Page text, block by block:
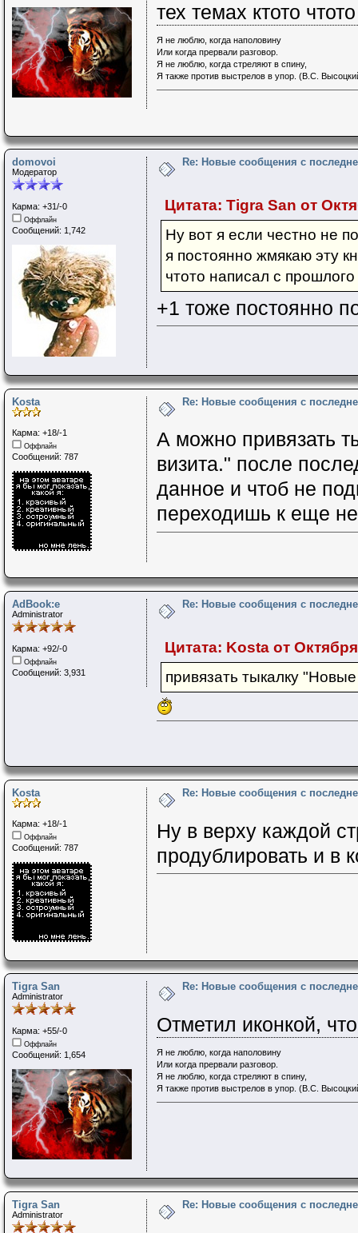
тех темах ктото
Я не люблю, когда наполовину
Или когда прервали разговор.
Я не люблю, когда стреляют в спину,
Я также против выстрелов в упор. (В.С.
domovoi
Модератор
Карма: +31/-0
Оффлайн
Сообщений: 1,742
Re: Новые сообщения с
Цитата: Tigra San от
Ну вот я если честно не
я постоянно жмякаю эту
чтото написал с
+1 тоже постоянно
Kosta
Карма: +18/-1
Оффлайн
Сообщений: 787
Re: Новые сообщения с
А можно привязать
визита." после
данное и чтоб не
переходишь к еще
AdBook:e
Administrator
Карма: +92/-0
Оффлайн
Сообщений: 3,931
Re: Новые сообщения с
Цитата: Kosta от
привязать тыкалку
Kosta
Карма: +18/-1
Оффлайн
Сообщений: 787
Re: Новые сообщения с
Ну в верху каждой
продублировать и в
Tigra San
Administrator
Карма: +55/-0
Оффлайн
Сообщений: 1,654
Re: Новые сообщения с
Отметил иконкой,
Я не люблю, когда наполовину
Или когда прервали разговор.
Я не люблю, когда стреляют в спину,
Я также против выстрелов в упор. (В.С.
Tigra San
Administrator
Re: Новые сообщения с